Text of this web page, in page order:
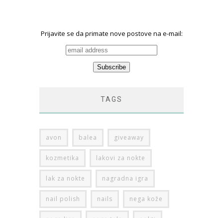
avon balea giveaway
kozmetika lakovi za nokte
lak za nokte nagradna igra
nail polish nails nega kože